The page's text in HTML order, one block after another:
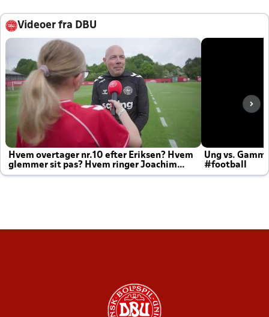
Videoer fra DBU
Hvem overtager nr.10 efter Eriksen? Hvem
glemmer sit pas? Hvem ringer Joachim
altid til efter kampe?
Ung vs.
#football